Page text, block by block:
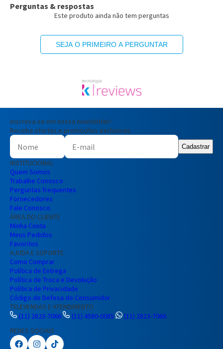
Perguntas & respostas
Este produto ainda não tem perguntas
SEJA O PRIMEIRO A PERGUNTAR
Inscreva-se em nossa newsletter!
Receba ofertas e promoções exclusivas
Cadastrar
INSTITUCIONAL
Quem Somos
Trabalhe Conosco
Perguntas frequentes
Fornecedores
Fale Conosco
ÁREA DO CLIENTE
Minha Conta
Meus Pedidos
Favoritos
AJUDA E SUPORTE
Como Comprar
Política de Entrega
Política de Troca e Devolução
Política de Privacidade
Código de Defesa do Consumidor
TELEVENDAS E ATENDIMENTO
(11) 2823-7066
(11) 4580-0085
(11) 2823-7066
REDES SOCIAIS